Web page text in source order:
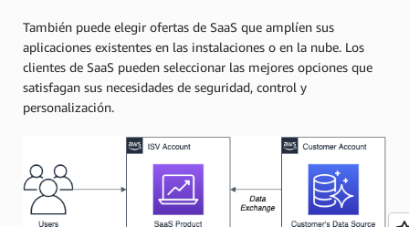
También puede elegir ofertas de SaaS que amplíen sus
aplicaciones existentes en las instalaciones o en la nube. Los
clientes de SaaS pueden seleccionar las mejores opciones que
satisfagan sus necesidades de seguridad, control y
personalización.